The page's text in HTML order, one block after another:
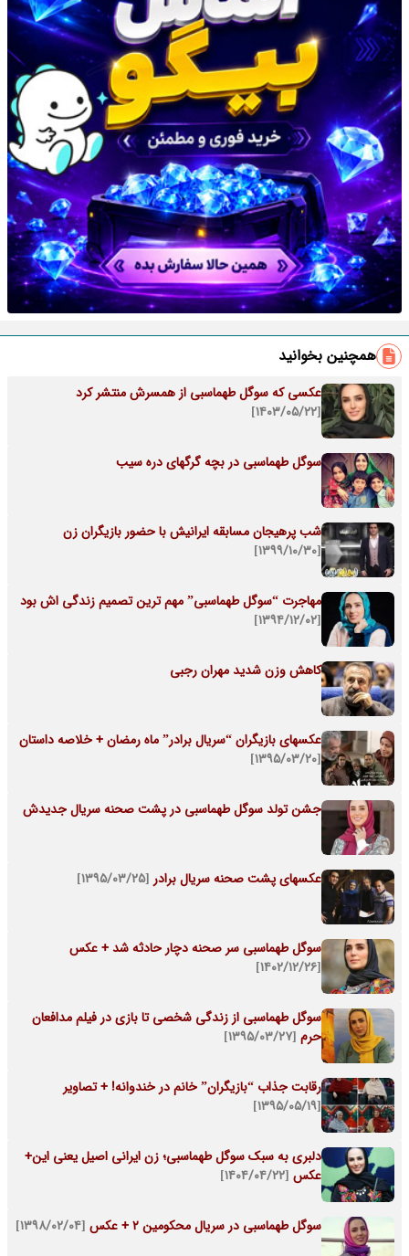
همچنین بخوانید
عکسی که سوگل طهماسبی از همسرش منتشر کرد
[۱۴۰۳/۰۵/۲۲]
سوگل طهماسبی در بچه گرگهای دره سیب
شب پرهیجان مسابقه ایرانیش با حضور بازیگران زن
[۱۳۹۹/۱۰/۳۰]
مهاجرت “سوگل طهماسبی” مهم ترین تصمیم زندگی اش بود
[۱۳۹۴/۱۲/۰۲]
کاهش وزن شدید مهران رجبی
عکسهای بازیگران “سریال برادر” ماه رمضان + خلاصه داستان
[۱۳۹۵/۰۳/۲۰]
جشن تولد سوگل طهماسبی در پشت صحنه سریال جدیدش
عکسهای پشت صحنه سریال برادر [۱۳۹۵/۰۳/۲۵]
سوگل طهماسبی سر صحنه دچار حادثه شد + عکس
[۱۴۰۲/۱۲/۲۶]
سوگل طهماسبی از زندگی شخصی تا بازی در فیلم مدافعان
حرم [۱۳۹۵/۰۳/۲۷]
رقابت جذاب “بازیگران” خانم در خندوانه! + تصاویر
[۱۳۹۵/۰۵/۱۹]
دلبری به سبک سوگل طهماسبی؛ زن ایرانی اصیل یعنی این+
عکس [۱۴۰۴/۰۴/۲۲]
سوگل طهماسبی در سریال محکومین 2 + عکس [۱۳۹۸/۰۲/۰۴]